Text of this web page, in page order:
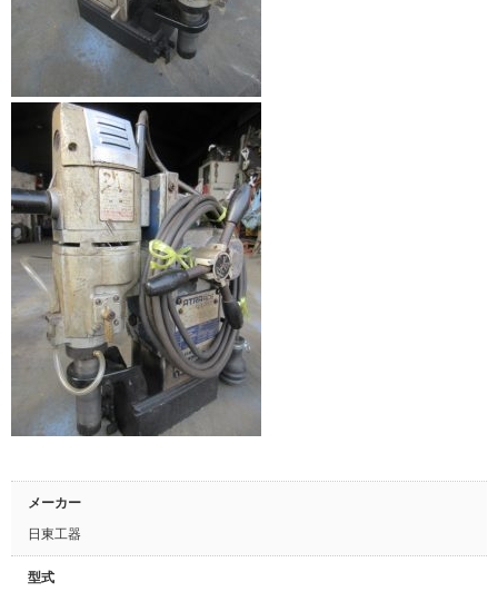
メーカー
日東工器
型式